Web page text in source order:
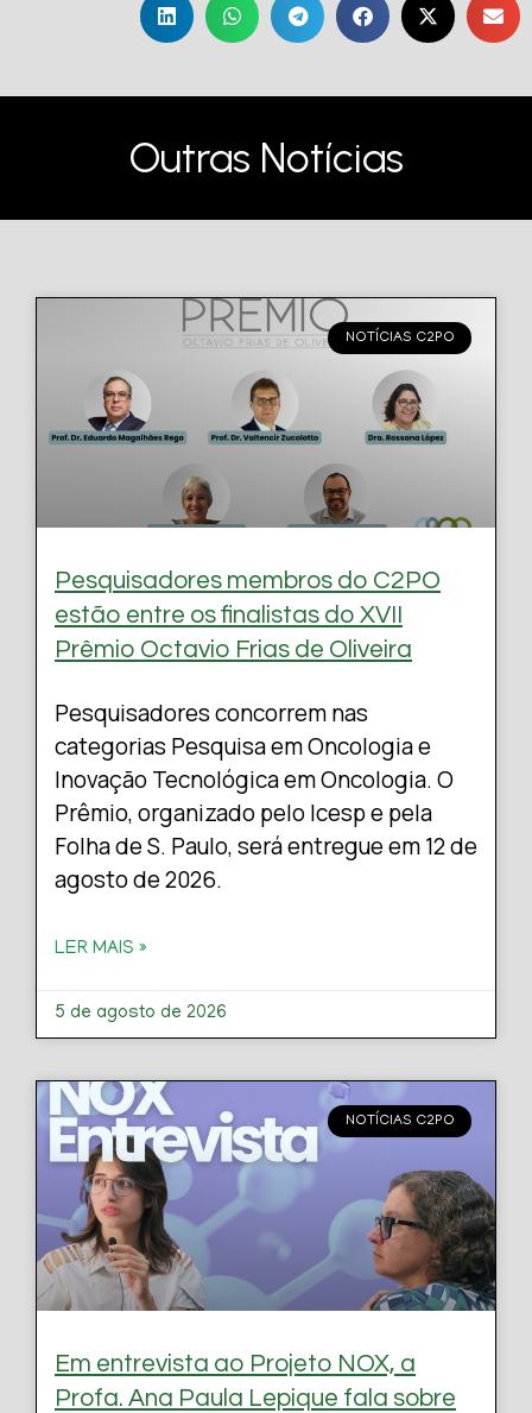
Outras Notícias
NOTÍCIAS C2PO
Pesquisadores membros do C2PO
estão entre os finalistas do XVII
Prêmio Octavio Frias de Oliveira
Pesquisadores concorrem nas
categorias Pesquisa em Oncologia e
Inovação Tecnológica em Oncologia. O
Prêmio, organizado pelo Icesp e pela
Folha de S. Paulo, será entregue em 12 de
agosto de 2026.
LER MAIS »
5 de agosto de 2026
NOTÍCIAS C2PO
Em entrevista ao Projeto NOX, a
Profa. Ana Paula Lepique fala sobre